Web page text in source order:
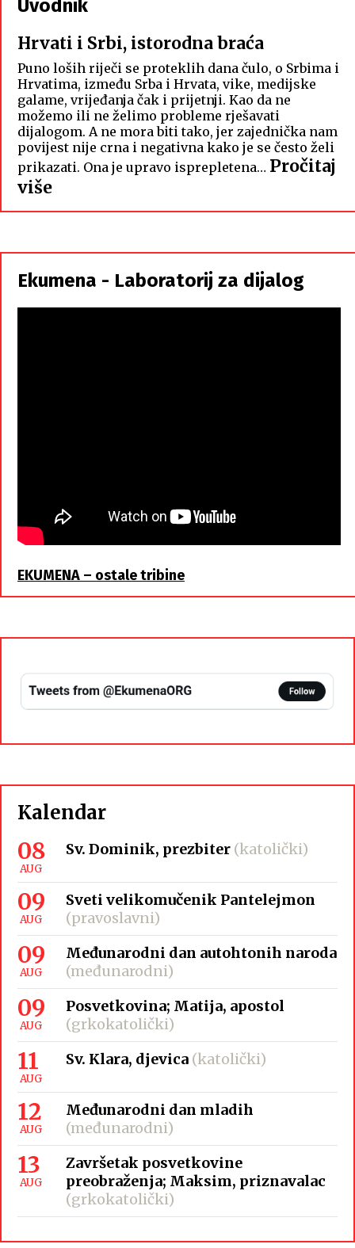
Uvodnik
Hrvati i Srbi, istorodna braća
Puno loših riječi se proteklih dana čulo, o Srbima i
Hrvatima, između Srba i Hrvata, vike, medijske
galame, vrijeđanja čak i prijetnji. Kao da ne
možemo ili ne želimo probleme rješavati
dijalogom. A ne mora biti tako, jer zajednička nam
povijest nije crna i negativna kako je se često želi
prikazati. Ona je upravo isprepletena… Pročitaj
više:
Hrvati
Srbi,
istorodna
braća
Ekumena - Laboratorij za dijalog
EKUMENA – ostale tribine
Kalendar
08
AUG
Sv. Dominik, prezbiter (katolički)
09
AUG
Sveti velikomučenik Pantelejmon
(pravoslavni)
09
AUG
Međunarodni dan autohtonih naroda
(međunarodni)
09
AUG
Posvetkovina; Matija, apostol
(grkokatolički)
11
AUG
Sv. Klara, djevica (katolički)
12
AUG
Međunarodni dan mladih
(međunarodni)
13
AUG
Završetak posvetkovine
preobraženja; Maksim, priznavalac
(grkokatolički)